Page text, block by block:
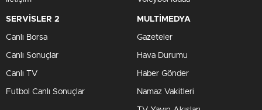
SERVİSLER 2
Canlı Borsa
Canlı Sonuçlar
Canlı TV
Futbol Canlı Sonuçlar
MULTİMEDYA
Gazeteler
Hava Durumu
Haber Gönder
Namaz Vakitleri